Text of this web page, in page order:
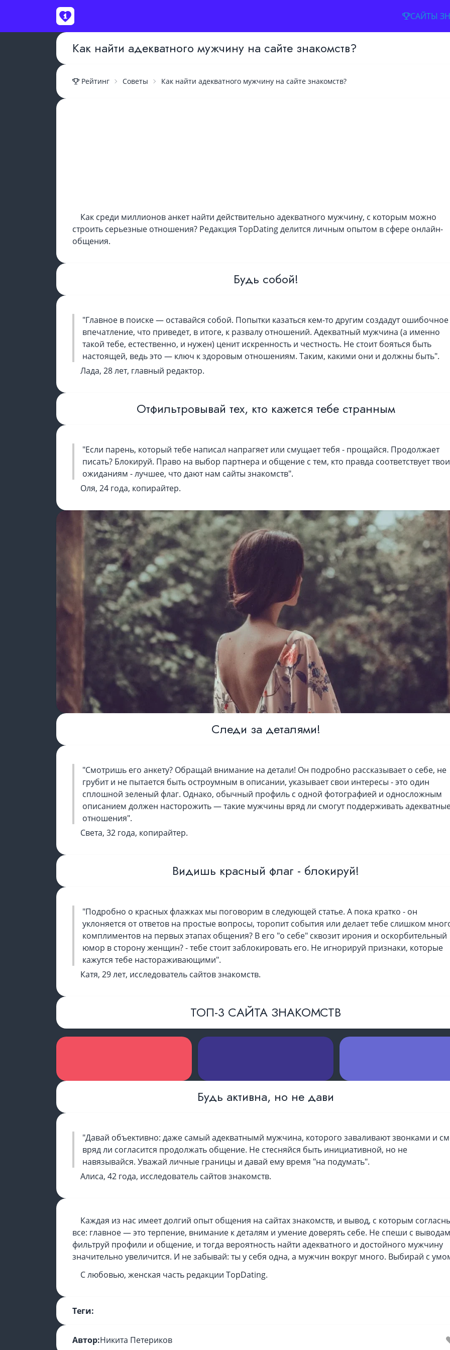
САЙТЫ
Как найти адекватного мужчину на сайте знакомств?
Рейтинг Советы Как найти адекватного мужчину на сайте знакомств?
Как среди миллионов анкет найти действительно адекватного мужчину, с которым можно
строить серьезные отношения? Редакция TopDating делится личным опытом в сфере онлайн-
общения.
Будь собой!
"Главное в поиске — оставайся собой. Попытки казаться кем-то другим создадут ошибочное
впечатление, что приведет, в итоге, к развалу отношений. Адекватный мужчина (а именно
такой тебе, естественно, и нужен) ценит искренность и честность. Не стоит бояться быть
настоящей, ведь это — ключ к здоровым отношениям. Таким, какими они и должны быть".
Лада, 28 лет, главный редактор.
Отфильтровывай тех, кто кажется тебе странным
"Если парень, который тебе написал напрагяет или смущает тебя - прощайся. Продолжает
писать? Блокируй. Право на выбор партнера и общение с тем, кто правда соответствует
ожиданиям - лучшее, что дают нам сайты знакомств".
Оля, 24 года, копирайтер.
Следи за деталями!
"Смотришь его анкету? Обращай внимание на детали! Он подробно рассказывает о себе, не
грубит и не пытается быть остроумным в описании, указывает свои интересы - это один
сплошной зеленый флаг. Однако, обычный профиль с одной фотографией и односложным
описанием должен насторожить — такие мужчины вряд ли смогут поддерживать
отношения".
Света, 32 года, копирайтер.
Видишь красный флаг - блокируй!
"Подробно о красных флажках мы поговорим в следующей статье. А пока кратко - он
уклоняется от ответов на простые вопросы, торопит события или делает тебе слишком
комплиментов на первых этапах общения? В его "о себе" сквозит ирония и оскорбительный
юмор в сторону женщин? - тебе стоит заблокировать его. Не игнорируй признаки, которые
кажутся тебе настораживающими".
Катя, 29 лет, исследователь сайтов знакомств.
ТОП-3 САЙТА ЗНАКОМСТВ
Будь активна, но не дави
"Давай объективно: даже самый адекватнымй мужчина, которого заваливают звонками и
вряд ли согласится продолжать общение. Не стесняйся быть инициативной, но не
навязывайся. Уважай личные границы и давай ему время "на подумать".
Алиса, 42 года, исследователь сайтов знакомств.
Каждая из нас имеет долгий опыт общения на сайтах знакомств, и вывод, с которым
все: главное — это терпение, внимание к деталям и умение доверять себе. Не спеши с
фильтруй профили и общение, и тогда вероятность найти адекватного и достойного мужчину
значительно увеличится. И не забывай: ты у себя одна, а мужчин вокруг много. Выбирай с
С любовью, женская часть редакции TopDating.
Теги:
Автор:Никита Петериков
РЕГИСТРАЦИЯ